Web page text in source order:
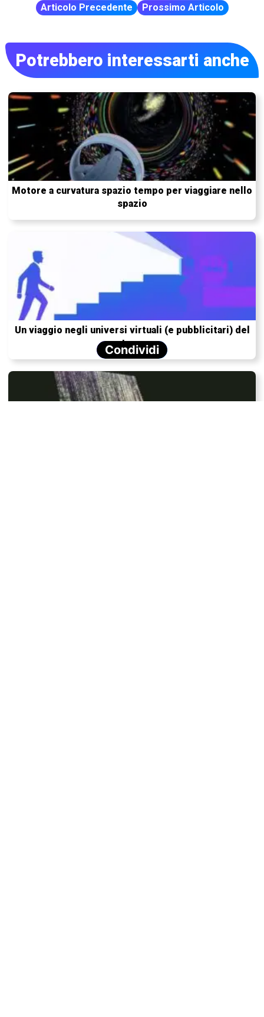
Articolo Precedente Prossimo Articolo
Potrebbero interessarti anche
Motore a curvatura spazio tempo per viaggiare nello
spazio
Un viaggio negli universi virtuali (e pubblicitari) del
metaverso
Condividi